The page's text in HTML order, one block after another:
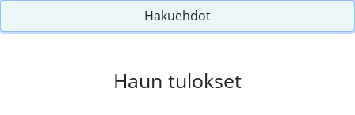
Hakuehdot
Haun tulokset